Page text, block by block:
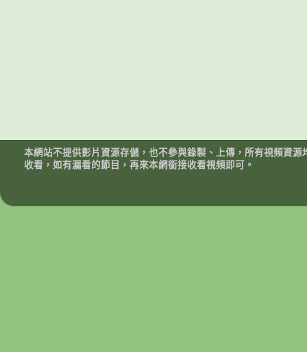
本網站不提供影片資源存儲，也不參與錄製、上傳，所有視頻資
收看，如有漏看的節目，再來本網銜接收看視頻即可。